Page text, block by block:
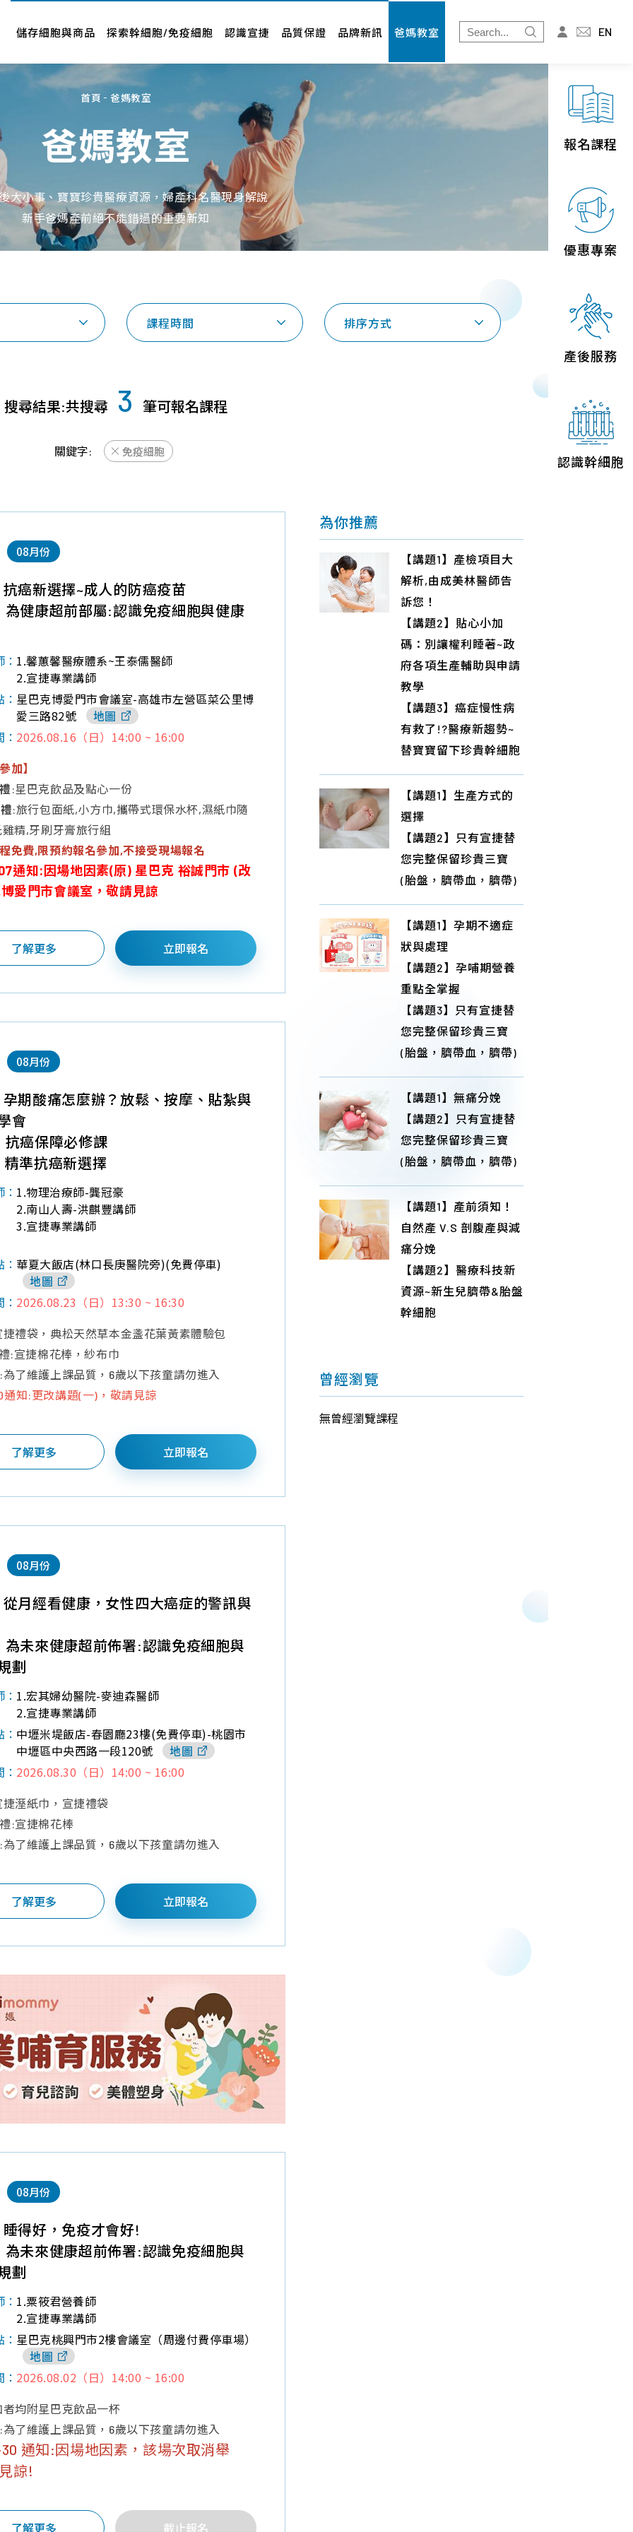
儲存細胞與商品 探索幹細胞/免疫細胞 認識宣捷 品質保證 品牌新訊 爸媽教室 EN
首頁 爸媽教室
爸媽教室
大小事、寶寶珍貴醫療資源，婦產科名醫現身解說
新手爸媽產前絕不能錯過的重要新知
課程時間 排序方式
搜尋結果:共搜尋 3 筆可報名課程
關鍵字: 免疫細胞
08月份
癌新選擇~成人的防癌疫苗
為健康超前部屬:認識免疫細胞與健康
1.馨蕙馨醫療體系~王泰儒醫師
2.宣捷專業講師
星巴克博愛門市會議室-高雄市左營區菜公里博
愛三路82號
地圖
2026.08.16（日）14:00 ~ 16:00
加】
:星巴克飲品及點心一份
:旅行包面紙,小方巾,攜帶式環保水杯,濕紙巾隨
精,牙刷牙膏旅行組
免費,限預約報名參加,不接受現場報名
通知:因場地因素(原) 星巴克 裕誠門市 (改
愛門市會議室，敬請見諒
了解更多 立即報名
08月份
孕期酸痛怎麼辦？放鬆、按摩、貼紮與
會
抗癌保障必修課
精準抗癌新選擇
1.物理治療師-龔冠豪
2.南山人壽-洪麒豐講師
3.宣捷專業講師
華夏大飯店(林口長庚醫院旁)(免費停車)
地圖
2026.08.23（日）13:30 ~ 16:30
禮袋，典松天然草本金盞花葉黃素體驗包
:宣捷棉花棒，紗布巾
了維護上課品質，6歲以下孩童請勿進入
知:更改講題(一)，敬請見諒
了解更多 立即報名
08月份
從月經看健康，女性四大癌症的警訊與
為未來健康超前佈署:認識免疫細胞與
劃
1.宏其婦幼醫院-麥迪森醫師
2.宣捷專業講師
中壢米堤飯店-春園廳23樓(免費停車)-桃園市
中壢區中央西路一段120號
地圖
2026.08.30（日）14:00 ~ 16:00
溼紙巾，宣捷禮袋
:宣捷棉花棒
了維護上課品質，6歲以下孩童請勿進入
了解更多 立即報名
08月份
睡得好，免疫才會好!
為未來健康超前佈署:認識免疫細胞與
劃
1.粟筱君營養師
2.宣捷專業講師
星巴克桃興門市2樓會議室（周邊付費停車場）
地圖
2026.08.02（日）14:00 ~ 16:00
均附星巴克飲品一杯
了維護上課品質，6歲以下孩童請勿進入
通知:因場地因素，該場次取消舉
諒!
了解更多 截止報名
為你推薦
【講題1】產檢項目大
解析,由成美林醫師告
訴您！
【講題2】貼心小加
碼：別讓權利睡著~政
府各項生產輔助與申請
教學
【講題3】癌症慢性病
有救了!?醫療新趨勢~
替寶寶留下珍貴幹細胞
【講題1】生產方式的
選擇
【講題2】只有宣捷替
您完整保留珍貴三寶
(胎盤，臍帶血，臍帶)
【講題1】孕期不適症
狀與處理
【講題2】孕哺期營養
重點全掌握
【講題3】只有宣捷替
您完整保留珍貴三寶
(胎盤，臍帶血，臍帶)
【講題1】無痛分娩
【講題2】只有宣捷替
您完整保留珍貴三寶
(胎盤，臍帶血，臍帶)
【講題1】產前須知！
自然產 V.S 剖腹產與減
痛分娩
【講題2】醫療科技新
資源~新生兒臍帶&胎盤
幹細胞
曾經瀏覽
無曾經瀏覽課程
報名課程
優惠專案
產後服務
認識幹細胞
案與產品
索幹細胞/
盤臍帶間質
帶血造血幹
經營者故事
企業社會責任
品質保證
年度細胞活性檢
影音專區
品牌合作
合作廠商
近期活動
常見問題 聯絡我們
北北基
宜花東
離島
投資人專區